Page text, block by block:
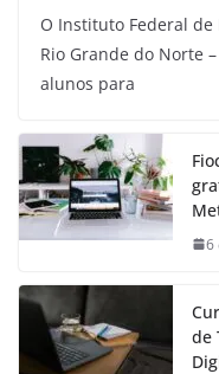
O Instituto Federal de
Rio Grande do Norte
alunos para
6
de